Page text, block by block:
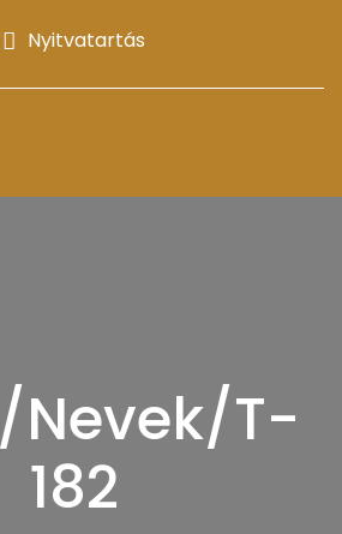
Nyitvatartás
Nevek/T-
182